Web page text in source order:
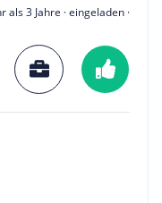
3 Jahre · eingeladen ·